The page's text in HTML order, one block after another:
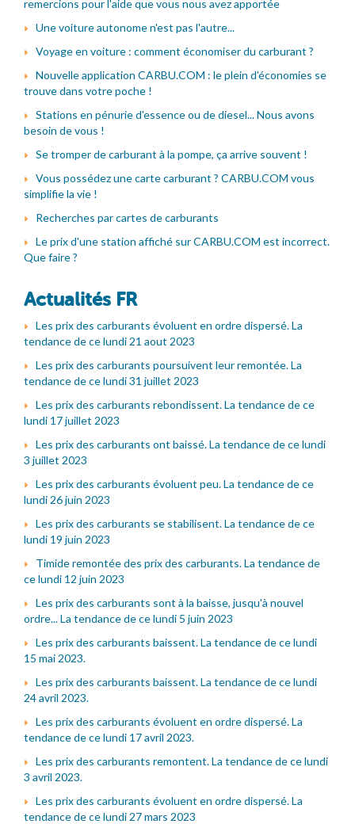
remercions pour l'aide que vous nous avez apportée
Une voiture autonome n'est pas l'autre...
Voyage en voiture : comment économiser du carburant ?
Nouvelle application CARBU.COM : le plein d'économies se
trouve dans votre poche !
Stations en pénurie d'essence ou de diesel... Nous avons
besoin de vous !
Se tromper de carburant à la pompe, ça arrive souvent !
Vous possédez une carte carburant ? CARBU.COM vous
simplifie la vie !
Recherches par cartes de carburants
Le prix d'une station affiché sur CARBU.COM est incorrect.
Que faire ?
Actualités FR
Les prix des carburants évoluent en ordre dispersé. La
tendance de ce lundi 21 aout 2023
Les prix des carburants poursuivent leur remontée. La
tendance de ce lundi 31 juillet 2023
Les prix des carburants rebondissent. La tendance de ce
lundi 17 juillet 2023
Les prix des carburants ont baissé. La tendance de ce lundi
3 juillet 2023
Les prix des carburants évoluent peu. La tendance de ce
lundi 26 juin 2023
Les prix des carburants se stabilisent. La tendance de ce
lundi 19 juin 2023
Timide remontée des prix des carburants. La tendance de
ce lundi 12 juin 2023
Les prix des carburants sont à la baisse, jusqu'à nouvel
ordre... La tendance de ce lundi 5 juin 2023
Les prix des carburants baissent. La tendance de ce lundi
15 mai 2023.
Les prix des carburants baissent. La tendance de ce lundi
24 avril 2023.
Les prix des carburants évoluent en ordre dispersé. La
tendance de ce lundi 17 avril 2023.
Les prix des carburants remontent. La tendance de ce lundi
3 avril 2023.
Les prix des carburants évoluent en ordre dispersé. La
tendance de ce lundi 27 mars 2023